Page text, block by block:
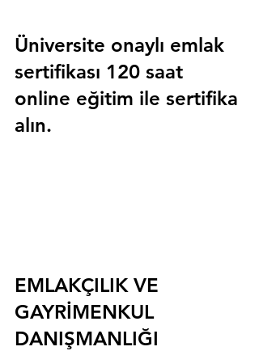
Üniversite onaylı emlak
sertifikası 120 saat
online eğitim ile sertifika
alın.
EMLAKÇILIK VE
GAYRİMENKUL
DANIŞMANLIĞI